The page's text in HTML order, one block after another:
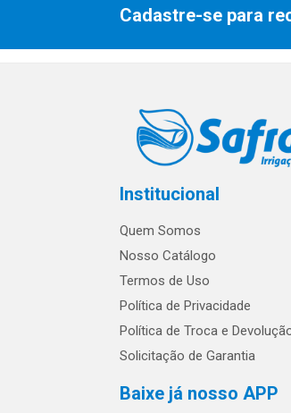
Cadastre-se para
Institucional
Quem Somos
Nosso Catálogo
Termos de Uso
Política de Privacidade
Política de Troca e
Solicitação de Garantia
Baixe já nosso APP